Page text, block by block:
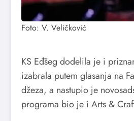
Foto: V. Veličković
KS Eđšeg dodelila je i
izabrala putem glasanja na
džeza, a nastupio je
programa bio je i Arts &